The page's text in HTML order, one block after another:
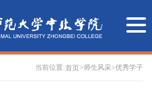
当前位置:首页 >师生风采>优秀学子